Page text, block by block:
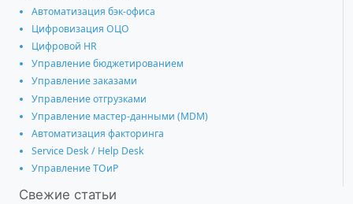
Автоматизация бэк-офиса
Цифровизация ОЦО
Цифровой HR
Управление бюджетированием
Управление заказами
Управление отгрузками
Управление мастер-данными (MDM)
Автоматизация факторинга
Service Desk / Help Desk
Управление ТОиР
Свежие статьи